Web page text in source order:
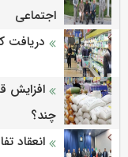
اجتماعی
دریافت
افزایش
چند؟
انعقاد